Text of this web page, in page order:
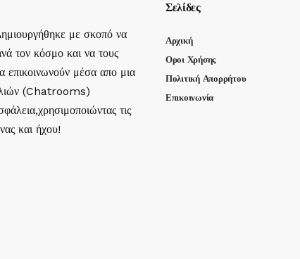
με σκοπό να
τον κόσμο και να τους
επικοινωνούν μέσα απο μια
(Chatrooms)
τις
και ήχου!
Σελίδες
Αρχική
Οροι Χρήσης
Πολιτική Απορρήτου
Επικοινωνία